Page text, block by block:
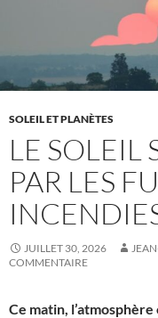
SOLEIL ET PLANÈTES
LE SOLEIL
PAR LES
JUILLET 30, 2026
COMMENTAIRE
Ce matin,